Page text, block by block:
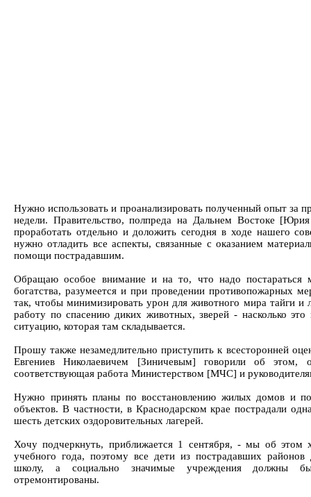
Нужно использовать и проанализировать полученный опыт
недели. Правительство, полпреда на Дальнем Востоке
проработать отдельно и доложить сегодня в ходе нашего
нужно отладить все аспекты, связанные с оказанием
помощи пострадавшим.
Обращаю особое внимание и на то, что надо постараться
богатства, разумеется и при проведении противопожарных
так, чтобы минимизировать урон для животного мира тайги и
работу по спасению диких животных, зверей - насколько
ситуацию, которая там складывается.
Прошу также незамедлительно приступить к всесторонней
Евгениев Николаевичем [Зиничевым] говорили об
соответствующая работа Министерством [МЧС] и
Нужно принять планы по восстановлению жилых домов и
объектов. В частности, в Краснодарском крае пострадали
шесть детских оздоровительных лагерей.
Хочу подчеркнуть, приближается 1 сентября, - мы об этом
учебного года, поэтому все дети из пострадавших
школу, а социально значимые учреждения должны
отремонтированы.